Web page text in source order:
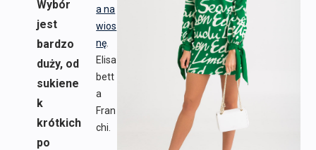
a na
wios
nę
Elisa
bett
a
Fran
chi.
Wybór
jest
bardzo
duży, od
sukiene
k
krótkich
po